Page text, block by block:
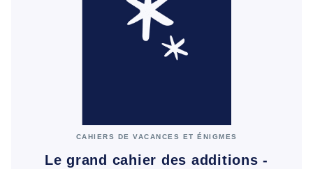
CAHIERS DE VACANCES ET ÉNIGMES
Le grand cahier des additions -